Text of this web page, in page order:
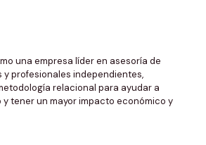
una empresa líder en asesoría de
y profesionales independientes,
relacional para ayudar a
tener un mayor impacto económico y